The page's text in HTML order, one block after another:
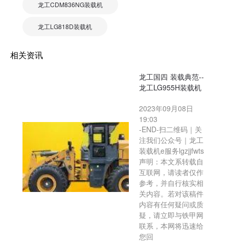
龙工CDM836NG装载机
龙工LG818D装载机
相关资讯
龙工国四 装载典范--
龙工LG955H装载机
2023年09月08日
19:03
-END-扫二维码｜关
注我们公众号｜龙工
装载机e服务lgzjjfwts
声明：本文系转载自
互联网，请读者仅作
参考，并自行核实相
关内容。若对该稿件
内容有任何疑问或质
疑，请立即与铁甲网
联系，本网将迅速给
您回